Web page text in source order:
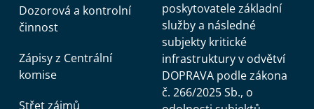
Dozorová a kontrolní
činnost
Zápisy z Centrální
komise
Střet zájmů
poskytovatele základní
služby a následné
subjekty kritické
infrastruktury v odvětví
DOPRAVA podle zákona
č. 266/2025 Sb., o